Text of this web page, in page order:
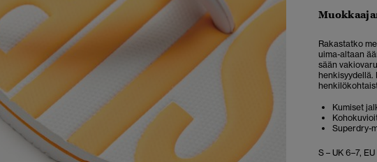
Rakastatko
uima-altaan
sään
henkisyydellä.
Kumiset
Superdry-
S – UK 6–7,